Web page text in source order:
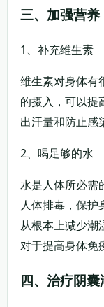
三、加强营养
1、补充维生素
维生素对身体有
的摄入，可以提
出汗量和防止感
2、喝足够的水
水是人体所必需
人体排毒，保护
从根本上减少潮
对于提高身体免
四、治疗阴